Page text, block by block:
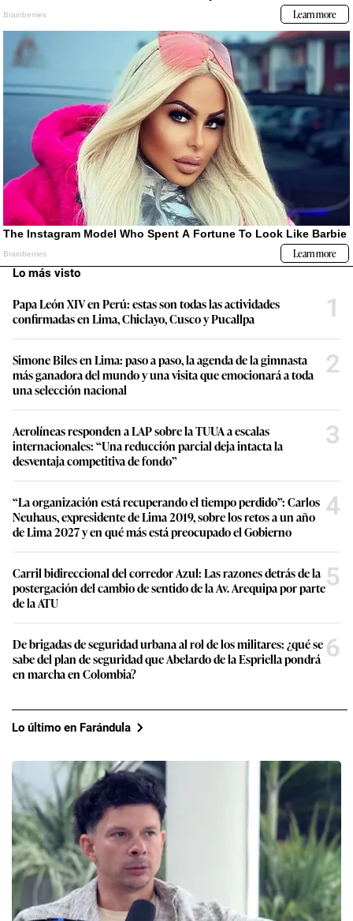
Lo más visto
Papa León XIV en Perú: estas son todas las actividades
confirmadas en Lima, Chiclayo, Cusco y Pucallpa
1
Simone Biles en Lima: paso a paso, la agenda de la gimnasta
más ganadora del mundo y una visita que emocionará a toda
una selección nacional
2
Aerolíneas responden a LAP sobre la TUUA a escalas
internacionales: “Una reducción parcial deja intacta la
desventaja competitiva de fondo”
3
“La organización está recuperando el tiempo perdido”: Carlos
Neuhaus, expresidente de Lima 2019, sobre los retos a un año
de Lima 2027 y en qué más está preocupado el Gobierno
4
Carril bidireccional del corredor Azul: Las razones detrás de la
postergación del cambio de sentido de la Av. Arequipa por parte
de la ATU
5
De brigadas de seguridad urbana al rol de los militares: ¿qué se
sabe del plan de seguridad que Abelardo de la Espriella pondrá
en marcha en Colombia?
6
Lo último en Farándula